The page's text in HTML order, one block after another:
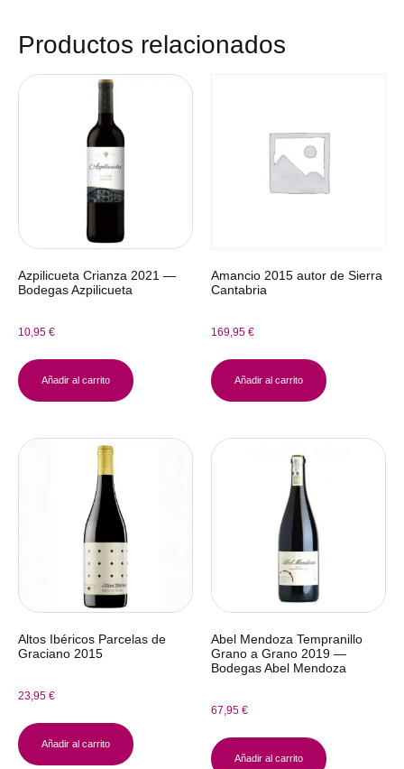
Productos relacionados
Azpilicueta Crianza 2021 —
Bodegas Azpilicueta
10,95 €
Añadir al carrito
Amancio 2015 autor de Sierra
Cantabria
169,95 €
Añadir al carrito
Altos Ibéricos Parcelas de
Graciano 2015
23,95 €
Añadir al carrito
Abel Mendoza Tempranillo
Grano a Grano 2019 —
Bodegas Abel Mendoza
67,95 €
Añadir al carrito